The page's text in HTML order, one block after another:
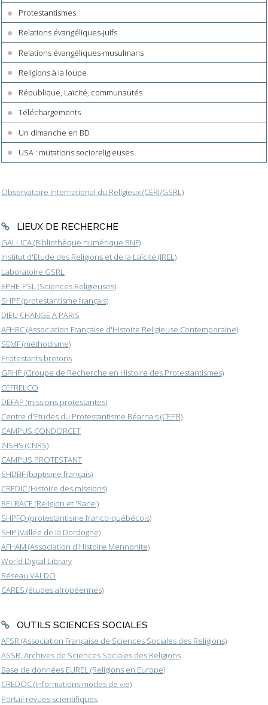
Protestantismes
Relations évangéliques-juifs
Relations évangéliques-musulmans
Religions à la loupe
République, Laïcité, communautés
Téléchargements
Un dimanche en BD
USA : mutations socioreligieuses
Observatoire International du Religieux (CERI/GSRL)
LIEUX DE RECHERCHE
GALLICA (Bibliothèque numérique BNF)
Institut d'Etude des Religions et de la Laïcité (IREL)
Laboratoire GSRL
EPHE-PSL (Sciences Religieuses)
SHPF (protestantisme français)
DIEU CHANGE A PARIS
AFHRC (Association Française d'Histoire Religieuse Contemporaine)
SEMF (méthodisme)
Protestants bretons
GRHP (Groupe de Recherche en Histoire des Protestantismes)
CEFRELCO
DEFAP (missions protestantes)
Centre d'Etudes du Protestantisme Béarnais (CEPB)
CAMPUS CONDORCET
INSHS (CNRS)
CAMPUS PROTESTANT
SHDBF (baptisme français)
CREDIC (Histoire des missions)
RELRACE (Religion et 'Race')
SHPFQ (protestantisme franco-québécois)
SHP (Vallée de la Dordogne)
AFHAM (Association d'Histoire Mennonite)
World Digital Library
Réseau VALDO
CARES (études afropéennes)
OUTILS SCIENCES SOCIALES
AFSR (Association Française de Sciences Sociales des Religions)
ASSR, Archives de Sciences Sociales des Religions
Base de données EUREL (Religions en Europe)
CREDOC (Informations modes de vie)
Portail revues scientifiques